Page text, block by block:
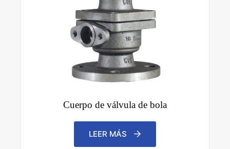
Cuerpo de válvula de bola
LEER MÁS